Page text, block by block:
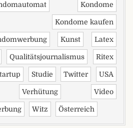
Kondome
Kondome kaufen
Kunst Latex
Qualitätsjournalismus Ritex
Studie Twitter USA
Verhütung Video
Witz Österreich